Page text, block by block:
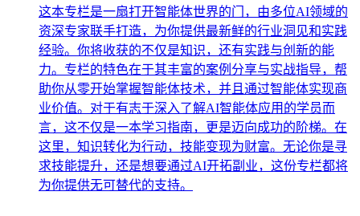
这本专栏是一扇打开智能体世界的门，由多位AI领域的
资深专家联手打造，为你提供最新鲜的行业洞见和实践
经验。你将收获的不仅是知识，还有实践与创新的能
力。专栏的特色在于其丰富的案例分享与实战指导，帮
助你从零开始掌握智能体技术，并且通过智能体实现商
业价值。对于有志于深入了解AI智能体应用的学员而
言，这不仅是一本学习指南，更是迈向成功的阶梯。在
这里，知识转化为行动，技能变现为财富。无论你是寻
求技能提升，还是想要通过AI开拓副业，这份专栏都将
为你提供无可替代的支持。